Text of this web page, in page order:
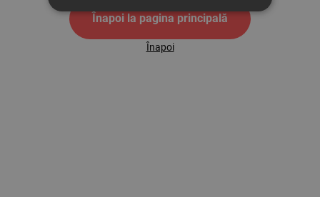
Înapoi la pagina principală
Înapoi